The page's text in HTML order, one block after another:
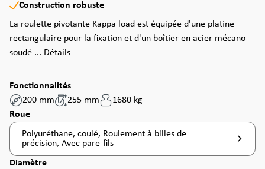
Construction robuste
La roulette pivotante Kappa load est équipée d'une platine
rectangulaire pour la fixation et d'un boîtier en acier mécano-
soudé ... Détails
Fonctionnalités
200 mm
255 mm
1680 kg
Sélectionnez
Roue
Polyuréthane, coulé, Roulement à billes de
précision, Avec pare-fils
Sélectionnez
Diamètre